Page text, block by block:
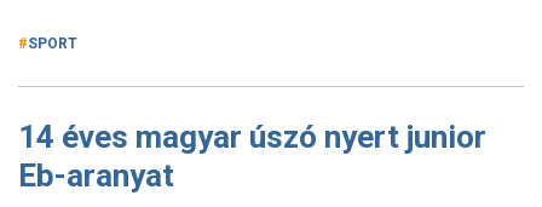
SPORT
14 éves magyar úszó nyert junior
Eb-aranyat